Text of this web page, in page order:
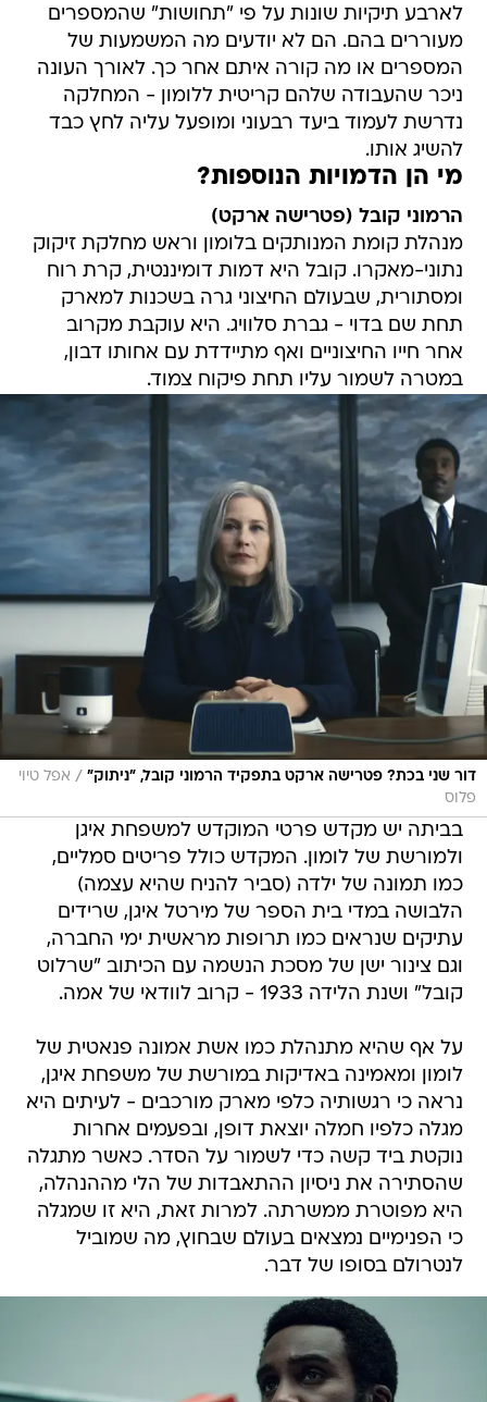
לארבע תיקיות שונות על פי "תחושות" שהמספרים
מעוררים בהם. הם לא יודעים מה המשמעות של
המספרים או מה קורה איתם אחר כך. לאורך העונה
ניכר שהעבודה שלהם קריטית ללומון - המחלקה
נדרשת לעמוד ביעד רבעוני ומופעל עליה לחץ כבד
להשיג אותו.
מי הן הדמויות הנוספות?
הרמוני קובל (פטרישה ארקט)
מנהלת קומת המנותקים בלומון וראש מחלקת זיקוק
נתוני-מאקרו. קובל היא דמות דומיננטית, קרת רוח
ומסתורית, שבעולם החיצוני גרה בשכנות למארק
תחת שם בדוי - גברת סלוויג. היא עוקבת מקרוב
אחר חייו החיצוניים ואף מתיידדת עם אחותו דבון,
במטרה לשמור עליו תחת פיקוח צמוד.
דור שני בכת? פטרישה ארקט בתפקיד הרמוני קובל, "ניתוק" / אפל טיוי
פלוס
בביתה יש מקדש פרטי המוקדש למשפחת איגן
ולמורשת של לומון. המקדש כולל פריטים סמליים,
כמו תמונה של ילדה (סביר להניח שהיא עצמה)
הלבושה במדי בית הספר של מירטל איגן, שרידים
עתיקים שנראים כמו תרופות מראשית ימי החברה,
וגם צינור ישן של מסכת הנשמה עם הכיתוב "שרלוט
קובל" ושנת הלידה 1933 - קרוב לוודאי של אמה.
על אף שהיא מתנהלת כמו אשת אמונה פנאטית של
לומון ומאמינה באדיקות במורשת של משפחת איגן,
נראה כי רגשותיה כלפי מארק מורכבים - לעיתים היא
מגלה כלפיו חמלה יוצאת דופן, ובפעמים אחרות
נוקטת ביד קשה כדי לשמור על הסדר. כאשר מתגלה
שהסתירה את ניסיון ההתאבדות של הלי מההנהלה,
היא מפוטרת ממשרתה. למרות זאת, היא זו שמגלה
כי הפנימיים נמצאים בעולם שבחוץ, מה שמוביל
לנטרולם בסופו של דבר.